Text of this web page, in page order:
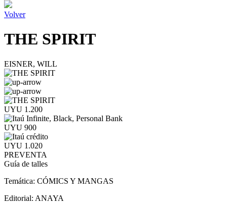
Volver
THE SPIRIT
EISNER, WILL
UYU 1.200
UYU 900
UYU 1.020
PREVENTA
Guía de talles
Temática: CÓMICS Y MANGAS
Editorial: ANAYA